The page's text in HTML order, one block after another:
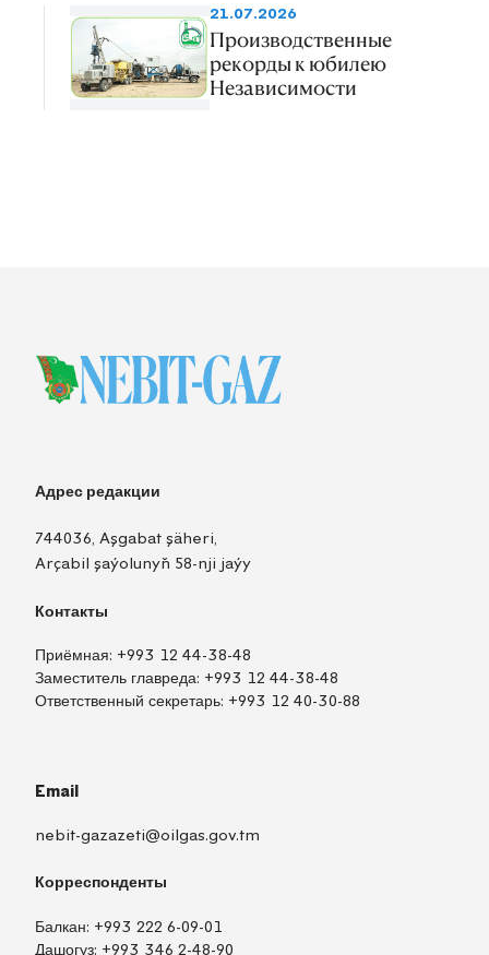
21.07.2026
Производственные
рекорды к юбилею
Независимости
Адрес редакции
744036, Aşgabat şäheri,
Arçabil şaýolunyň 58-nji jaýy
Контакты
Приёмная: +993 12 44-38-48
Заместитель главреда: +993 12 44-38-48
Ответственный секретарь: +993 12 40-30-88
Email
nebit-gazazeti@oilgas.gov.tm
Корреспонденты
Балкан: +993 222 6-09-01
Дашогуз: +993 346 2-48-90